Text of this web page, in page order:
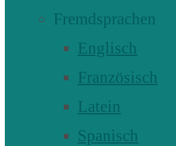
Fremdsprachen
Englisch
Französisch
Latein
Spanisch